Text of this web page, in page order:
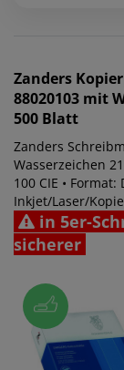
Zanders
88020103 mit
500 Blatt
Zanders
Wasserzeichen
100 CIE •
Inkjet/Laser/
in 5er-
sicherer